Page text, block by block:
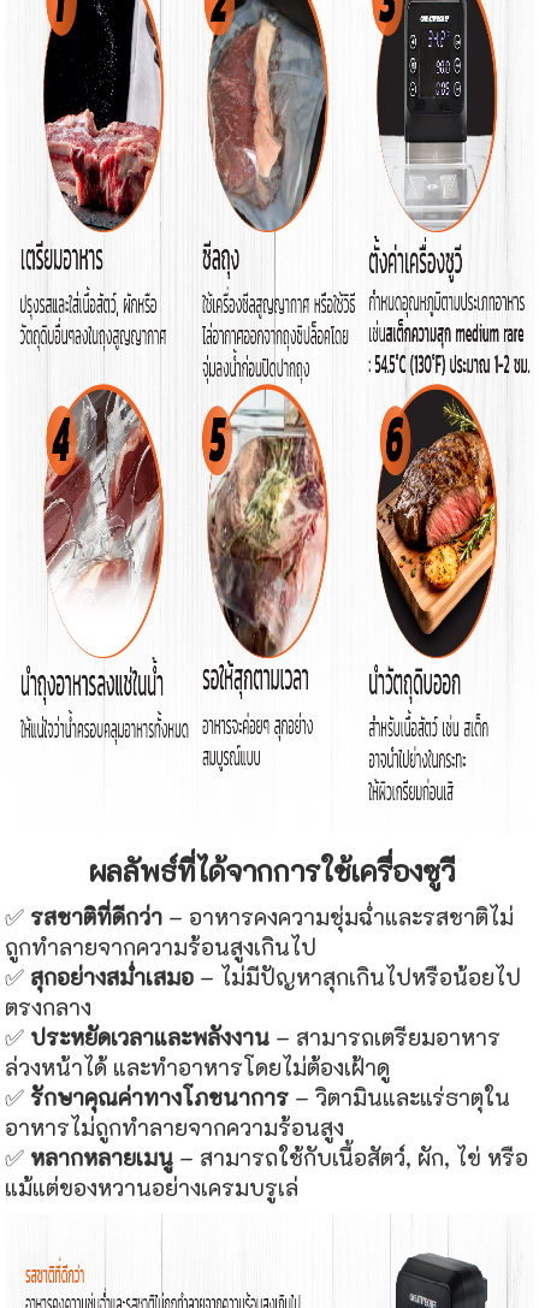
ผลลัพธ์ที่ได้จากการใช้เครื่องซูวี
✅ รสชาติที่ดีกว่า – อาหารคงความชุ่มฉ่ำและรสชาติไม่
ถูกทำลายจากความร้อนสูงเกินไป
✅ สุกอย่างสม่ำเสมอ – ไม่มีปัญหาสุกเกินไปหรือน้อยไป
ตรงกลาง
✅ ประหยัดเวลาและพลังงาน – สามารถเตรียมอาหาร
ล่วงหน้าได้ และทำอาหารโดยไม่ต้องเฝ้าดู
✅ รักษาคุณค่าทางโภชนาการ – วิตามินและแร่ธาตุใน
อาหารไม่ถูกทำลายจากความร้อนสูง
✅ หลากหลายเมนู – สามารถใช้กับเนื้อสัตว์, ผัก, ไข่ หรือ
แม้แต่ของหวานอย่างเครมบรูเล่